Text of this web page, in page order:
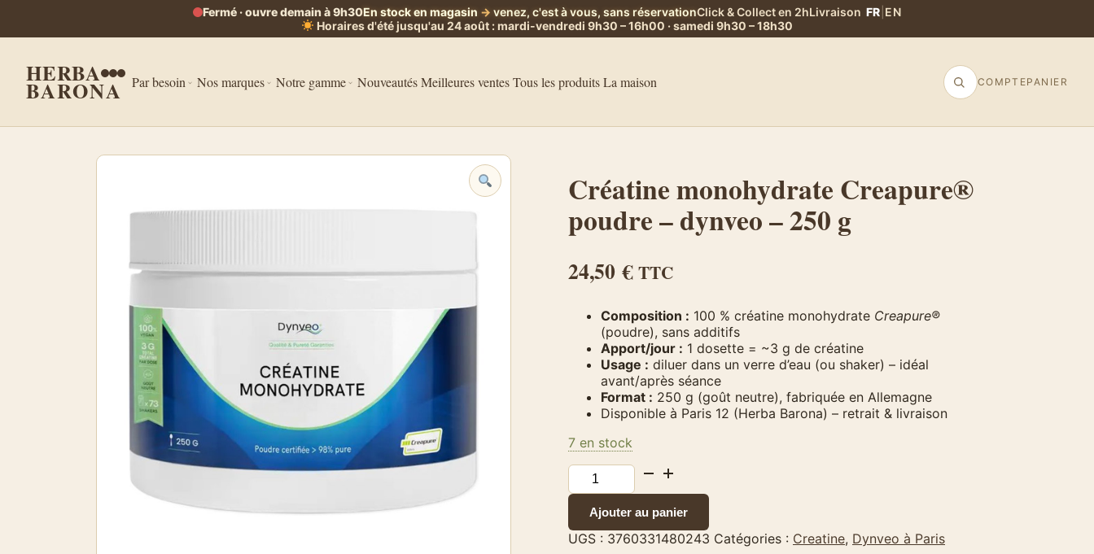
Fermé · ouvre demain à 9h30
Horaires d'été jusqu'au 24 août : mardi-vendredi 9h30 – 16h00 · samedi 9h30 – 18h30
En stock en magasin → venez, c'est à vous, sans réservationClick & Collect en 2hLivraison FR EN
HERBA
BARONA Par besoin Nos marques Notre gamme Nouveautés Meilleures ventes Tous les produits La maison COMPTEPANIER
Créatine monohydrate Creapure®
poudre – dynveo – 250 g
24,50€TTC
Composition : 100 % créatine monohydrate Creapure®
(poudre), sans additifs
Apport/jour : 1 dosette = ~3 g de créatine
Usage : diluer dans un verre d’eau (ou shaker) – idéal
avant/après séance
Format : 250 g (goût neutre), fabriquée en Allemagne
Disponible à Paris 12 (Herba Barona) – retrait & livraison
7 en stock
quantité
de
Créatine
monohydrate
Creapure®
Ajouter au panier
UGS : 3760331480243 Catégories : Creatine, Dynveo à Paris